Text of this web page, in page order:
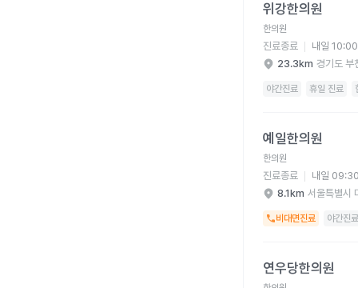
위강한의원
한의원
진료종료
내일
23.3km 경기도 부
야간진료 휴일 진료
예일한의원
한의원
진료종료
내일
8.1km 서울특별시
비대면진료 야간진료
연우당한의원